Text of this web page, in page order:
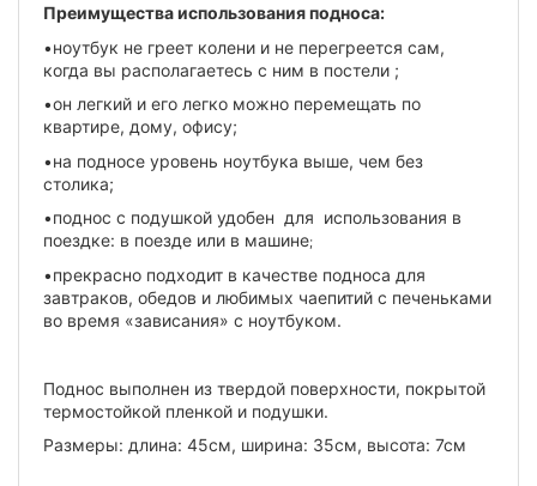
Преимущества использования подноса:
•ноутбук не греет колени и не перегреется сам,
когда вы располагаетесь с ним в постели ;
•он легкий и его легко можно перемещать по
квартире, дому, офису;
•на подносе уровень ноутбука выше, чем без
столика;
•поднос с подушкой удобен для использования в
поездке: в поезде или в машине;
•прекрасно подходит в качестве подноса для
завтраков, обедов и любимых чаепитий с печеньками
во время «зависания» с ноутбуком.
Поднос выполнен из твердой поверхности, покрытой
термостойкой пленкой и подушки.
Размеры: длина: 45см, ширина: 35см, высота: 7см